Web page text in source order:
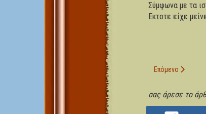
Σύμφωνα με τα
Εκτοτε είχε
Επόμενο άρθρο:
Επόμενο
σας άρεσε το